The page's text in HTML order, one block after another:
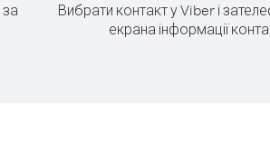
Вибрати контакт у Viber і
екрана інформації